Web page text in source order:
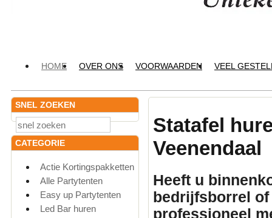
HOME OVER ONS VOORWAARDEN VEEL
SNEL ZOEKEN
CATEGORIE
Actie Kortingspakketten
Alle Partytenten
Easy up Partytenten
Led Bar huren
Statafel
Veenendaal
Heeft u
bedrijfsborrel
professioneel